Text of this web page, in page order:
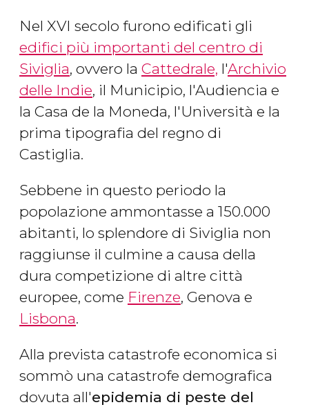
Nel XVI secolo furono edificati gli
edifici più importanti del centro di
Siviglia, ovvero la Cattedrale, l'Archivio
delle Indie, il Municipio, l'Audiencia e
la Casa de la Moneda, l'Università e la
prima tipografia del regno di
Castiglia.
Sebbene in questo periodo la
popolazione ammontasse a 150.000
abitanti, lo splendore di Siviglia non
raggiunse il culmine a causa della
dura competizione di altre città
europee, come Firenze, Genova e
Lisbona.
Alla prevista catastrofe economica si
sommò una catastrofe demografica
dovuta all'epidemia di peste del